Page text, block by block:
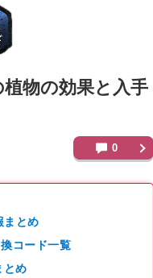
物の効果と入手
0
まとめ
コード一覧
とめ